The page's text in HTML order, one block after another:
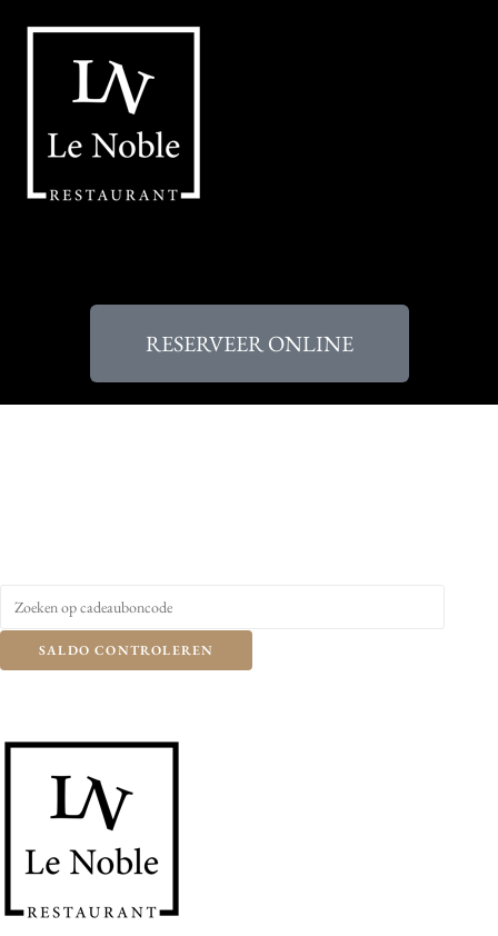
RESERVEER ONLINE